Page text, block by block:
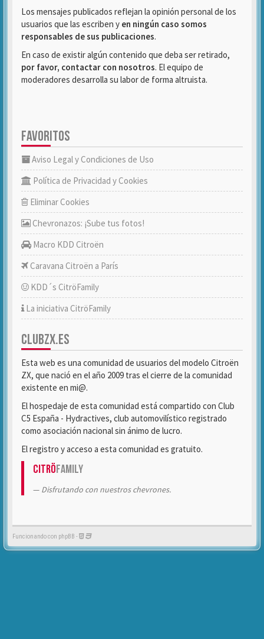
Los mensajes publicados reflejan la opinión personal de los
usuarios que las escriben y en ningún caso somos
responsables de sus publicaciones.
En caso de existir algún contenido que deba ser retirado,
por favor, contactar con nosotros. El equipo de
moderadores desarrolla su labor de forma altruista.
FAVORITOS
Aviso Legal y Condiciones de Uso
Política de Privacidad y Cookies
Eliminar Cookies
Chevronazos: ¡Sube tus fotos!
Macro KDD Citroën
Caravana Citroën a París
KDD´s CitröFamily
La iniciativa CitröFamily
CLUBZX.ES
Esta web es una comunidad de usuarios del modelo Citroën
ZX, que nació en el año 2009 tras el cierre de la comunidad
existente en mi@.
El hospedaje de esta comunidad está compartido con Club
C5 España - Hydractives, club automovilístico registrado
como asociación nacional sin ánimo de lucro.
El registro y acceso a esta comunidad es gratuito.
CitröFamily
Disfrutando con nuestros chevrones.
Funcionando con phpBB -